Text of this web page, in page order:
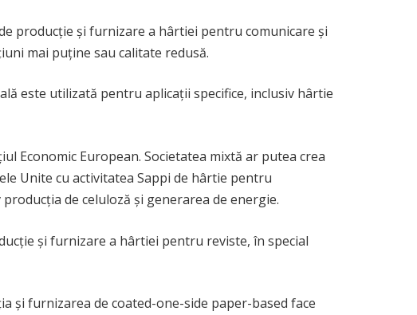
producție și furnizare a hârtiei pentru comunicare și
mai puține sau calitate redusă.
este utilizată pentru aplicații specifice, inclusiv hârtie
Economic European. Societatea mixtă ar putea crea
Unite cu activitatea Sappi de hârtie pentru
de celuloză și generarea de energie.
și furnizare a hârtiei pentru reviste, în special
și furnizarea de coated-one-side paper-based face